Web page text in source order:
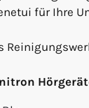
für Ihre